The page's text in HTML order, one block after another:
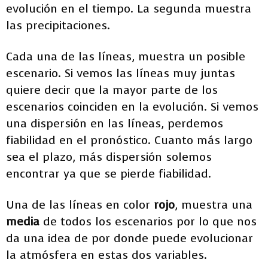
evolución en el tiempo. La segunda muestra
las precipitaciones.
Cada una de las líneas, muestra un posible
escenario. Si vemos las líneas muy juntas
quiere decir que la mayor parte de los
escenarios coinciden en la evolución. Si vemos
una dispersión en las líneas, perdemos
fiabilidad en el pronóstico. Cuanto más largo
sea el plazo, más dispersión solemos
encontrar ya que se pierde fiabilidad.
Una de las líneas en color rojo, muestra una
media de todos los escenarios por lo que nos
da una idea de por donde puede evolucionar
la atmósfera en estas dos variables.